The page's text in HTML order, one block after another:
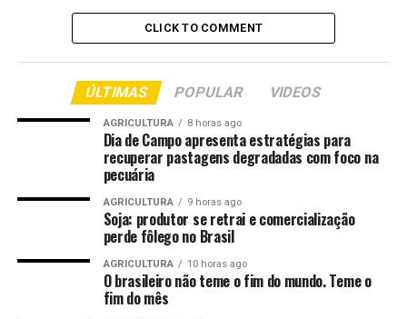
Fora das quatro linhas, a cadeia do agro dita o ritmo das
ingredientes para os lanches rápidos consumidos pelo
público até a matéria-prima essencial da cerveja que
acompanha a comemoração da torcida.
Da infraestrutura ao consumo, fica claro que o futebol e
a força do campo jogam no mesmo time. Essa conexão
surpreendente foi tema de um vídeo publicado pelo
Canal Rural no Instagram, que detalha como a produção
rural viabiliza a experiência de atletas e torcedores.
CLICK TO COMMENT
ÚLTIMAS POPULAR VIDEOS
AGRICULTURA 8 horas ago
Dia de Campo apresenta estratégias para
recuperar pastagens degradadas com foco na
pecuária
AGRICULTURA 9 horas ago
Soja: produtor se retrai e comercialização
perde fôlego no Brasil
AGRICULTURA 10 horas ago
O brasileiro não teme o fim do mundo. Teme o
fim do mês